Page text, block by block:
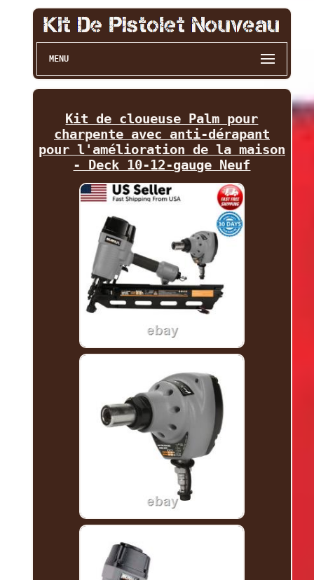
MENU
Kit de cloueuse Palm pour
charpente avec anti-dérapant
pour l'amélioration de la maison
- Deck 10-12-gauge Neuf